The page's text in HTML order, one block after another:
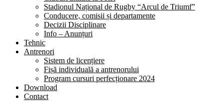
Stadionul Național de Rugby “Arcul de Triumf”
Conducere, comisii și departamente
Decizii Disciplinare
Info – Anunțuri
Tehnic
Antrenori
Sistem de licențiere
Fișă individuală a antrenorului
Program cursuri perfecționare 2024
Download
Contact